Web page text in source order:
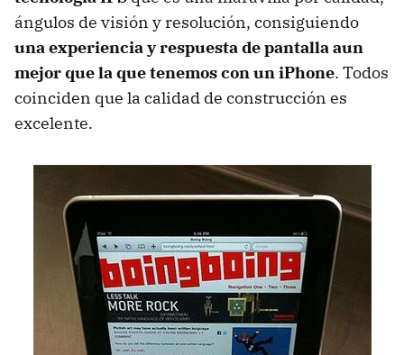
ángulos de visión y resolución, consiguiendo
una experiencia y respuesta de pantalla aun
mejor que la que tenemos con un iPhone. Todos
coinciden que la calidad de construcción es
excelente.